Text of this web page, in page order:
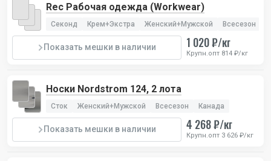
Rec Рабочая одежда (Workwear)
Секонд Крем+Экстра Женский+Мужской Всесезон
Показать мешки в наличии 1 020 ₽/кг
Крупн.опт 814 ₽/кг
Носки Nordstrom 124, 2 лота
Сток Женский+Мужской Всесезон Канада
Показать мешки в наличии 4 268 ₽/кг
Крупн.опт 3 626 ₽/кг